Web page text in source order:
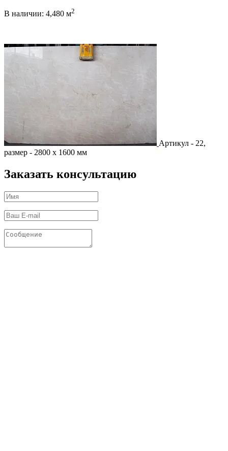
В наличии: 4,480 м2
Артикул - 22,
размер - 2800 х 1600 мм
Заказать консультацию